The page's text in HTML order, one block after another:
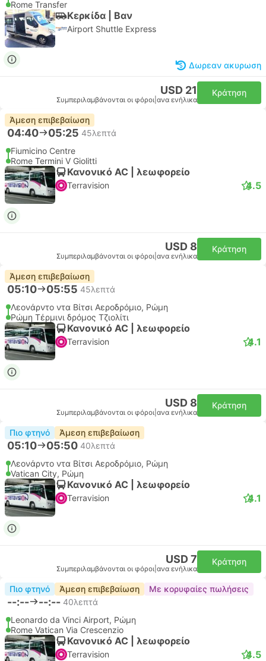
Rome Transfer
Κερκίδα | Βαν
Airport Shuttle Express
Δωρεαν ακυρωση
USD 21
Συμπεριλαμβάνονται οι φόροι ανα ενήλικα
Κράτηση
Άμεση επιβεβαίωση
04:40 05:25 45λεπτά
Fiumicino Centre
Rome Termini V Giolitti
Κανονικό AC | λεωφορείο
Terravision 4.5
USD 8
Συμπεριλαμβάνονται οι φόροι ανα ενήλικα
Κράτηση
Άμεση επιβεβαίωση
05:10 05:55 45λεπτά
Λεονάρντο ντα Βίτσι Αεροδρόμιο, Ρώμη
Ρώμη Τέρμινι δρόμος Τζιολίτι
Κανονικό AC | λεωφορείο
Terravision 4.1
USD 8
Συμπεριλαμβάνονται οι φόροι ανα ενήλικα
Κράτηση
Πιο φτηνό Άμεση επιβεβαίωση
05:10 05:50 40λεπτά
Λεονάρντο ντα Βίτσι Αεροδρόμιο, Ρώμη
Vatican City, Ρώμη
Κανονικό AC | λεωφορείο
Terravision 4.1
USD 7
Συμπεριλαμβάνονται οι φόροι ανα ενήλικα
Κράτηση
Πιο φτηνό Άμεση επιβεβαίωση Με κορυφαίες πωλήσεις
--:-- --:-- 40λεπτά
Leonardo da Vinci Airport, Ρώμη
Rome Vatican Via Crescenzio
Κανονικό AC | λεωφορείο
Terravision 4.5